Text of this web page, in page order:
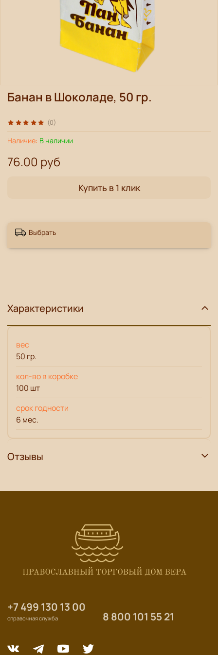
(0)
Наличие: В наличии
Банан в Шоколаде, 50 гр.
76.00 руб
Купить в 1 клик
Выбрать
Характеристики
вес
50 гр.
кол-во в коробке
100 шт
срок годности
6 мес.
Отзывы
+7 499 130 13 00
справочная служба 8 800 101 55 21